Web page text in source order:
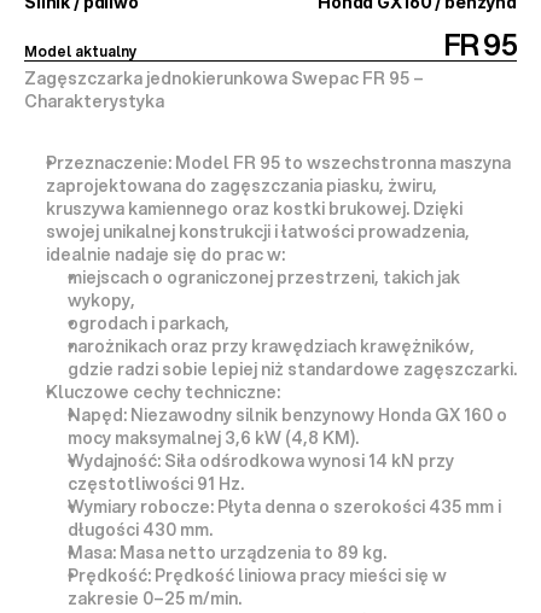
FR 95
Model aktualny
Zagęszczarka jednokierunkowa Swepac FR 95 –
Charakterystyka
Przeznaczenie: Model FR 95 to wszechstronna maszyna
zaprojektowana do zagęszczania piasku, żwiru,
kruszywa kamiennego oraz kostki brukowej. Dzięki
swojej unikalnej konstrukcji i łatwości prowadzenia,
idealnie nadaje się do prac w:
miejscach o ograniczonej przestrzeni, takich jak
wykopy,
ogrodach i parkach,
narożnikach oraz przy krawędziach krawężników,
gdzie radzi sobie lepiej niż standardowe zagęszczarki.
Kluczowe cechy techniczne:
Napęd: Niezawodny silnik benzynowy Honda GX 160 o
mocy maksymalnej 3,6 kW (4,8 KM).
Wydajność: Siła odśrodkowa wynosi 14 kN przy
częstotliwości 91 Hz.
Wymiary robocze: Płyta denna o szerokości 435 mm i
długości 430 mm.
Masa: Masa netto urządzenia to 89 kg.
Prędkość: Prędkość liniowa pracy mieści się w
zakresie 0–25 m/min.